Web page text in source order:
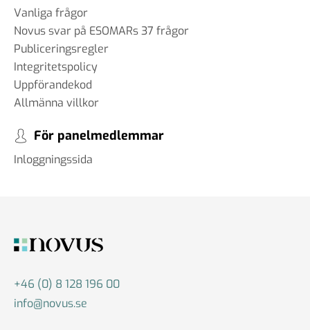
Vanliga frågor
Novus svar på ESOMARs 37 frågor
Publiceringsregler
Integritetspolicy
Uppförandekod
Allmänna villkor
För panelmedlemmar
Inloggningssida
+46 (0) 8 128 196 00
info@novus.se